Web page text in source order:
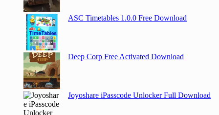
ASC Timetables 1.0.0 Free Download
Deep Corp Free Activated Download
Joyoshare iPasscode Unlocker Full Download